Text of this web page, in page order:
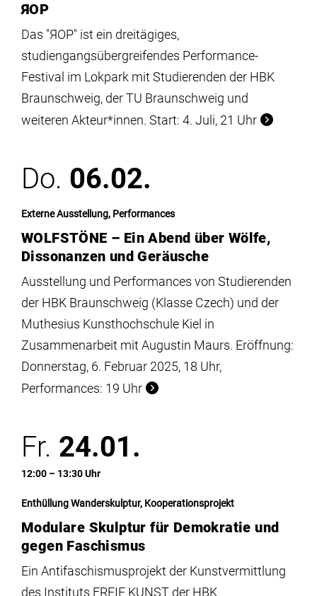
ЯOP
Das "ЯOP" ist ein dreitägiges,
studiengangsübergreifendes Performance-
Festival im Lokpark mit Studierenden der HBK
Braunschweig, der TU Braunschweig und
weiteren Akteur*innen. Start: 4. Juli, 21 Uhr
Do. 06.02.
Externe Ausstellung, Performances
WOLFSTÖNE – Ein Abend über Wölfe,
Dissonanzen und Geräusche
Ausstellung und Performances von Studierenden
der HBK Braunschweig (Klasse Czech) und der
Muthesius Kunsthochschule Kiel in
Zusammenarbeit mit Augustin Maurs. Eröffnung:
Donnerstag, 6. Februar 2025, 18 Uhr,
Performances: 19 Uhr
Fr. 24.01.
12:00 – 13:30 Uhr
Enthüllung Wanderskulptur, Kooperationsprojekt
Modulare Skulptur für Demokratie und
gegen Faschismus
Ein Antifaschismusprojekt der Kunstvermittlung
des Instituts FREIE KUNST der HBK